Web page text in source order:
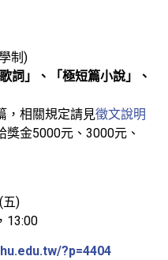
制)
詞」、「極短篇小說」、
，相關規定請見徵文說明
金5000元、3000元、
五)
13:00
?p=4404